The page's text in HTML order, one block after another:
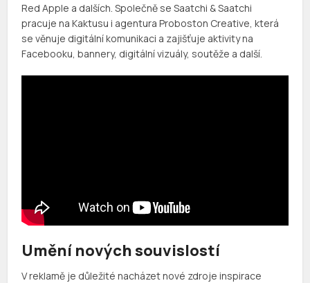
Red Apple a dalších. Společně se Saatchi & Saatchi
pracuje na Kaktusu i agentura Proboston Creative, která
se věnuje digitální komunikaci a zajišťuje aktivity na
Facebooku, bannery, digitální vizuály, soutěže a další.
Umění nových souvislostí
V reklamě je důležité nacházet nové zdroje inspirace